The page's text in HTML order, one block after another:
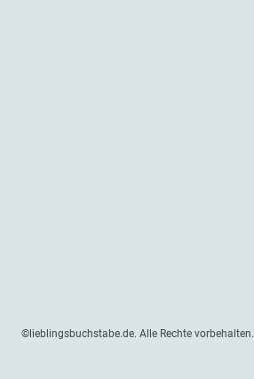
©lieblingsbuchstabe.de. Alle Rechte vorbehalten.